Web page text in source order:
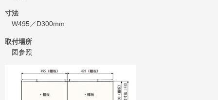
寸法
W495／D300mm
取付場所
図参照